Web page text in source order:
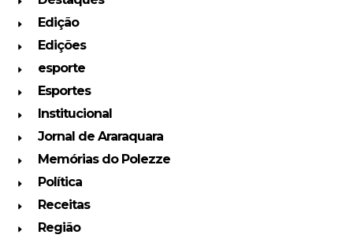
Edição
Edições
esporte
Esportes
Institucional
Jornal de Araraquara
Memórias do Polezze
Política
Receitas
Região